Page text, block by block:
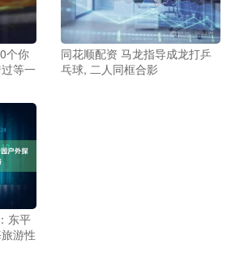
个你
等一
同花顺配资 马龙指导成龙打乒
乓球, 二人同框合影
东平
游性